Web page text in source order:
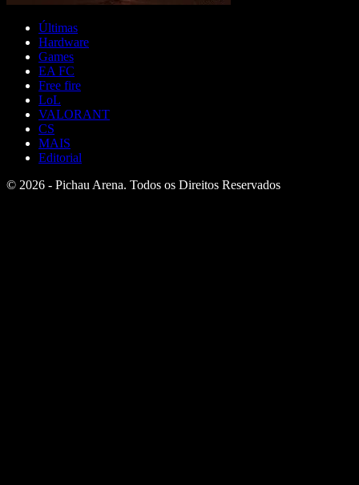
Últimas
Hardware
Games
EA FC
Free fire
LoL
VALORANT
CS
MAIS
Editorial
© 2026 - Pichau Arena. Todos os Direitos Reservados